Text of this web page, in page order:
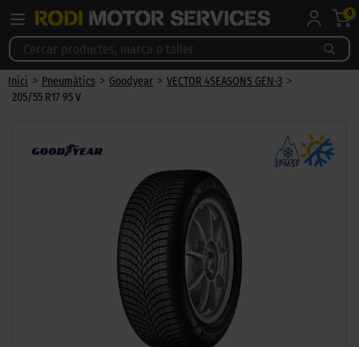
0
Inici > Pneumàtics > Goodyear > VECTOR 4SEASONS GEN-3 >
205/55 R17 95 V